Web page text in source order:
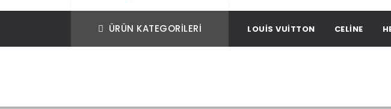
Kadın Çanta Modelleri
ÜRÜN KATEGORILERI LOUIS VUITTON CELINE